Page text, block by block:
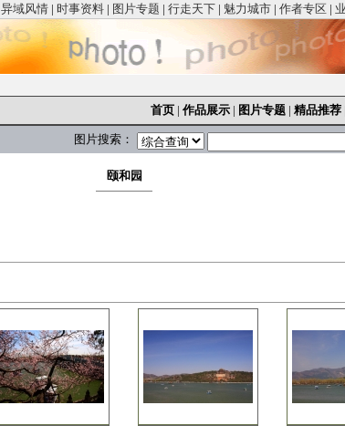
异域风情 | 时事资料 | 图片专题 | 行走天下 | 魅力城市 | 作者专区 |
首页 | 作品展示 | 图片专题 | 精品推荐
图片搜索：
颐和园